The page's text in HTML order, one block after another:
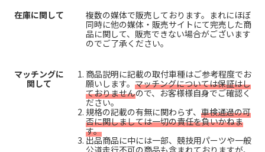
在庫に関して
複数の媒体で販売しております。まれにほぼ
同時に他の媒体・販売サイトにて完売した商
品に関して、販売できない場合がございます
のでご了承ください。
マッチングに
関して
商品説明に記載の取付車種はご参考程度でお
願いします。 マッチングについては保証はし
ておりませんので、お客様様自身でご確認く
ださい。
規格の記載の有無に関わらず、 車検通過の可
否に関しましては一切の責任を負いかねま
す。
出品商品に中には一部、競技用パーツや一般